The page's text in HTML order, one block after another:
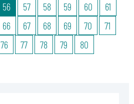
56 57 58 59 60
61
66 67 68 69 70
71
76 77 78 79
80